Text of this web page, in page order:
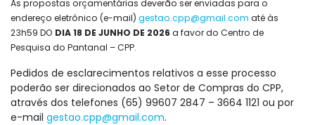
As propostas orçamentárias deverão ser enviadas para o
endereço eletrônico (e-mail) gestao.cpp@gmail.com até às
23h59 DO DIA 18 DE JUNHO DE 2026 a favor do Centro de
Pesquisa do Pantanal – CPP.
Pedidos de esclarecimentos relativos a esse processo
poderão ser direcionados ao Setor de Compras do CPP,
através dos telefones (65) 99607 2847 – 3664 1121 ou por
e-mail gestao.cpp@gmail.com.